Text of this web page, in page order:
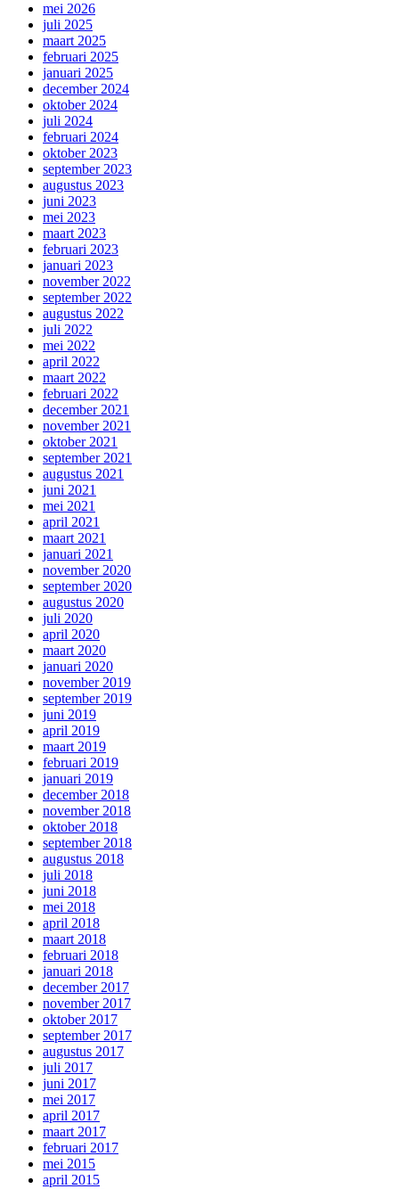
mei 2026
juli 2025
maart 2025
februari 2025
januari 2025
december 2024
oktober 2024
juli 2024
februari 2024
oktober 2023
september 2023
augustus 2023
juni 2023
mei 2023
maart 2023
februari 2023
januari 2023
november 2022
september 2022
augustus 2022
juli 2022
mei 2022
april 2022
maart 2022
februari 2022
december 2021
november 2021
oktober 2021
september 2021
augustus 2021
juni 2021
mei 2021
april 2021
maart 2021
januari 2021
november 2020
september 2020
augustus 2020
juli 2020
april 2020
maart 2020
januari 2020
november 2019
september 2019
juni 2019
april 2019
maart 2019
februari 2019
januari 2019
december 2018
november 2018
oktober 2018
september 2018
augustus 2018
juli 2018
juni 2018
mei 2018
april 2018
maart 2018
februari 2018
januari 2018
december 2017
november 2017
oktober 2017
september 2017
augustus 2017
juli 2017
juni 2017
mei 2017
april 2017
maart 2017
februari 2017
mei 2015
april 2015